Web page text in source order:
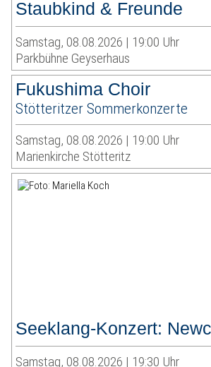
Staubkind & Freunde
Samstag, 08.08.2026 | 19:00 Uhr
Parkbühne Geyserhaus
Fukushima Choir
Stötteritzer Sommerkonzerte
Samstag, 08.08.2026 | 19:00 Uhr
Marienkirche Stötteritz
Seeklang-Konzert:
Samstag, 08.08.2026 | 19:30 Uhr